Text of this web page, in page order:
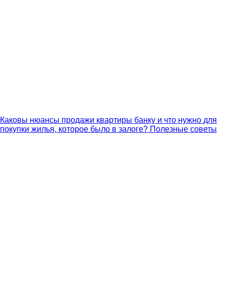
Каковы нюансы продажи квартиры банку и что нужно для
покупки жилья, которое было в залоге? Полезные советы